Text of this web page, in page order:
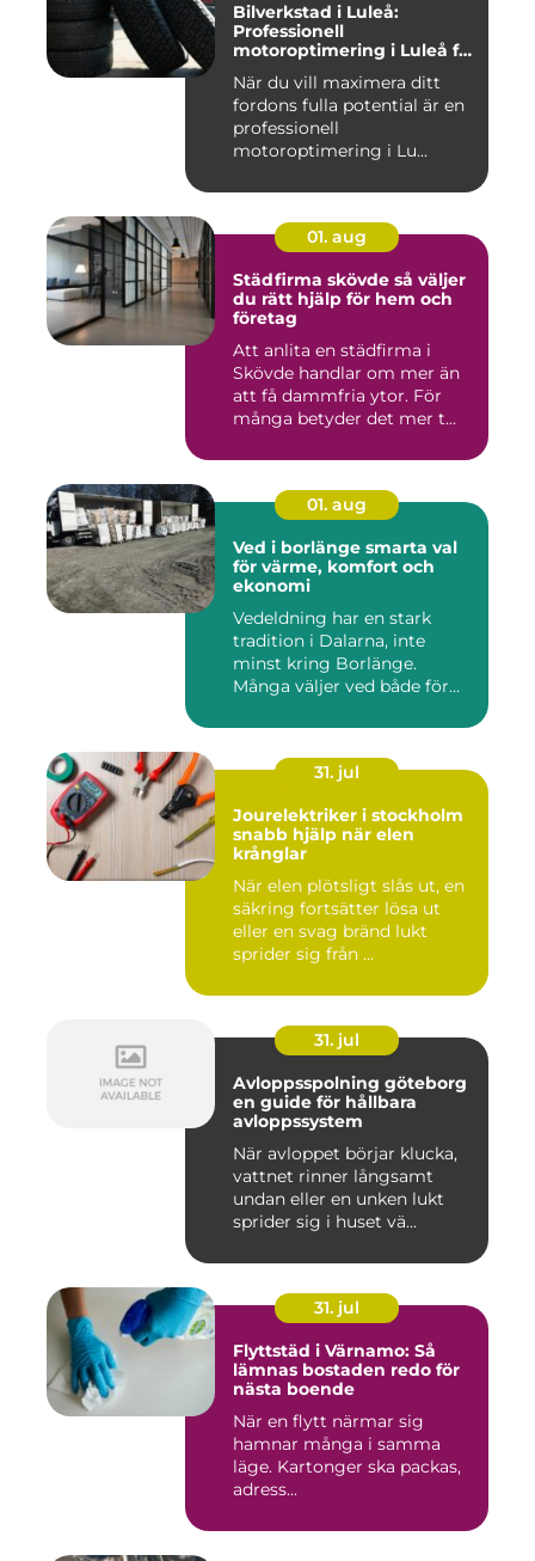
Bilverkstad i Luleå:
Professionell
motoroptimering i Luleå för
När du vill maximera ditt
fordons fulla potential är en
professionell
motoroptimering i Lu...
01. aug
Städfirma skövde så väljer
du rätt hjälp för hem och
företag
Att anlita en städfirma i
Skövde handlar om mer än
att få dammfria ytor. För
många betyder det mer t...
01. aug
Ved i borlänge smarta val
för värme, komfort och
ekonomi
Vedeldning har en stark
tradition i Dalarna, inte
minst kring Borlänge.
Många väljer ved både för
31. jul
Jourelektriker i stockholm
snabb hjälp när elen
krånglar
När elen plötsligt slås ut, en
säkring fortsätter lösa ut
eller en svag bränd lukt
sprider sig från ...
31. jul
Avloppsspolning göteborg
en guide för hållbara
avloppssystem
När avloppet börjar klucka,
vattnet rinner långsamt
undan eller en unken lukt
sprider sig i huset vä...
31. jul
Flyttstäd i Värnamo: Så
lämnas bostaden redo för
nästa boende
När en flytt närmar sig
hamnar många i samma
läge. Kartonger ska packas,
adress...